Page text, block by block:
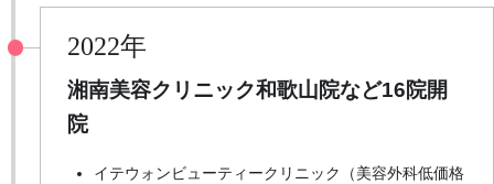
2022年
湘南美容クリニック和歌山院など16院開
院
イテウォンビューティークリニック（美容外科低価格